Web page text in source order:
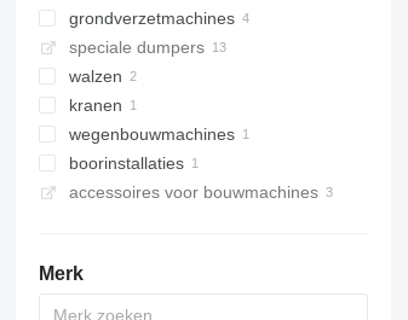
minigravers
mobiele graafmachines
long reach graafmachines
knikarmhoogwerkers
schaarhoogwerkers
wielladers
multifunctionele laadmachines
roterende verreikers
grondverzetmachines
bulldozers
trilplaten
compactors
speciale dumpers
kippers
knikdumpers
starre dumpers
rupsdumpers
walzen
grondwalsen
kranen
ruw terrein kranen
wegenbouwmachines
asfaltfrezen
boorinstallaties
grondboormachines
accessoires voor bouwmachines
Merk